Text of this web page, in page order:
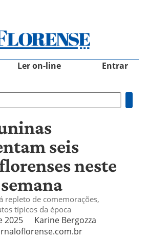
Ler on-line Entrar
seis
neste
repleto de comemorações,
típicos da época
2025
Karine Bergozza